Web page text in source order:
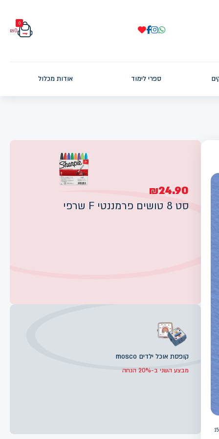
0
₪0
ספרי לימוד אודות מכלול
₪24.90
סט 8 טושים פרמננטי F שרפי
קופסת אוכל ילדים mosco
מבצע השני ב-20% הנחה
בחירת כלי כתיבה לילדים בגיל חטיבה נראית כמו משימה פשוטה, אבל בפועל מדובר באחד הגורמים המשפיעים ביותר על נוחות למידה, על סדר ועל עצמאות. ילדים בגיל 12–15